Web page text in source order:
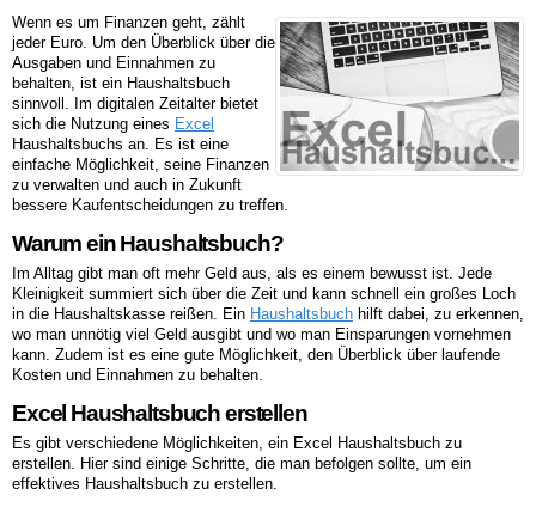
Wenn es um Finanzen geht, zählt
jeder Euro. Um den Überblick über die
Ausgaben und Einnahmen zu
behalten, ist ein Haushaltsbuch
sinnvoll. Im digitalen Zeitalter bietet
sich die Nutzung eines Excel
Haushaltsbuchs an. Es ist eine
einfache Möglichkeit, seine Finanzen
zu verwalten und auch in Zukunft
bessere Kaufentscheidungen zu treffen.
Warum ein Haushaltsbuch?
Im Alltag gibt man oft mehr Geld aus, als es einem bewusst ist. Jede
Kleinigkeit summiert sich über die Zeit und kann schnell ein großes Loch
in die Haushaltskasse reißen. Ein Haushaltsbuch hilft dabei, zu erkennen,
wo man unnötig viel Geld ausgibt und wo man Einsparungen vornehmen
kann. Zudem ist es eine gute Möglichkeit, den Überblick über laufende
Kosten und Einnahmen zu behalten.
Excel Haushaltsbuch erstellen
Es gibt verschiedene Möglichkeiten, ein Excel Haushaltsbuch zu
erstellen. Hier sind einige Schritte, die man befolgen sollte, um ein
effektives Haushaltsbuch zu erstellen.